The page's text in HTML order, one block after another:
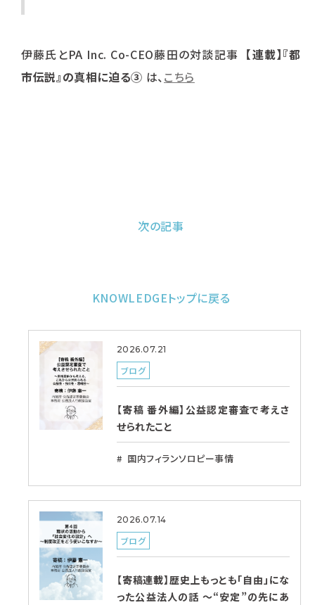
伊藤氏とPA Inc. Co-CEO藤田の対談記事 【連載】『都
市伝説』の真相に迫る③ は、こちら
次の記事
KNOWLEDGEトップに戻る
2026.07.21
ブログ
【寄稿 番外編】公益認定審査で考えさ
せられたこと
国内フィランソロピー事情
2026.07.14
ブログ
【寄稿連載】歴史上もっとも「自由」にな
った公益法人の話 〜“安定”の先にあ